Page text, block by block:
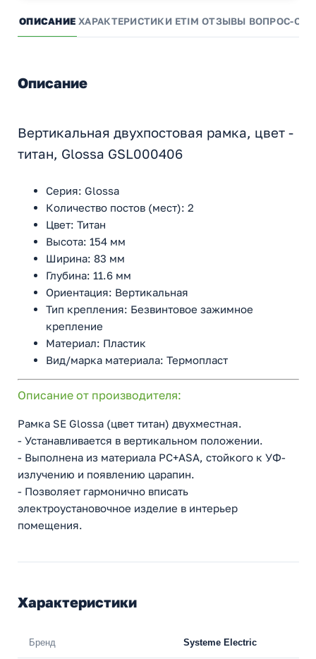
ОПИСАНИЕ ХАРАКТЕРИСТИКИ ETIM ОТЗЫВЫ ВОПРОС-
Описание
Вертикальная двухпостовая рамка, цвет -
титан, Glossa GSL000406
Серия: Glossa
Количество постов (мест): 2
Цвет: Титан
Высота: 154 мм
Ширина: 83 мм
Глубина: 11.6 мм
Ориентация: Вертикальная
Тип крепления: Безвинтовое зажимное
крепление
Материал: Пластик
Вид/марка материала: Термопласт
Описание от производителя:
Рамка SE Glossa (цвет титан) двухместная.
- Устанавливается в вертикальном положении.
- Выполнена из материала PС+ASA, стойкого к УФ-
излучению и появлению царапин.
- Позволяет гармонично вписать
электроустановочное изделие в интерьер
помещения.
Характеристики
Бренд Systeme Electric